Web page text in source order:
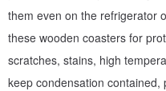
them even on the refrigerator
these wooden coasters for
scratches, stains, high
keep condensation